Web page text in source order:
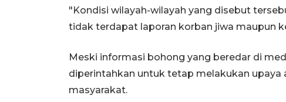
"Kondisi wilayah-wilayah yang disebut
tidak terdapat laporan korban jiwa maupun
Meski informasi bohong yang beredar di
diperintahkan untuk tetap melakukan upaya
masyarakat.